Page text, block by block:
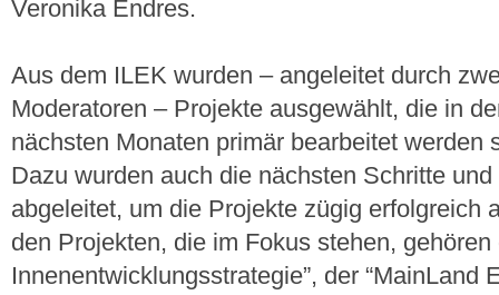
Veronika Endres.
Aus dem ILEK wurden – angeleitet durch
Moderatoren – Projekte ausgewählt, die in
nächsten Monaten primär bearbeitet werden
Dazu wurden auch die nächsten Schritte
abgeleitet, um die Projekte zügig erfolgreich
den Projekten, die im Fokus stehen, gehören
Innenentwicklungsstrategie”, der “MainLand